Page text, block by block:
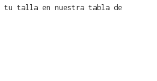
tu talla en nuestra tabla de